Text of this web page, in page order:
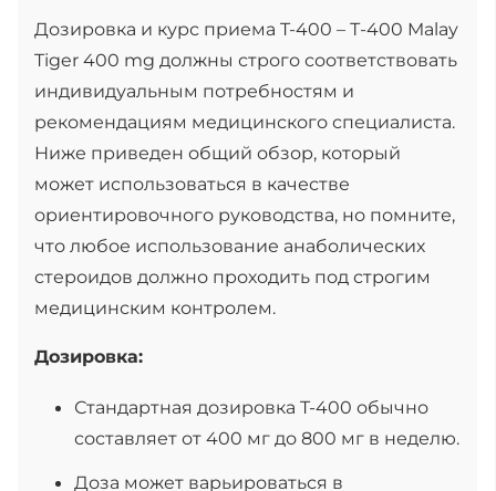
Дозировка и курс приема T-400 – Т-400 Malay
Tiger 400 mg должны строго соответствовать
индивидуальным потребностям и
рекомендациям медицинского специалиста.
Ниже приведен общий обзор, который
может использоваться в качестве
ориентировочного руководства, но помните,
что любое использование анаболических
стероидов должно проходить под строгим
медицинским контролем.
Дозировка:
Стандартная дозировка T-400 обычно
составляет от 400 мг до 800 мг в неделю.
Доза может варьироваться в